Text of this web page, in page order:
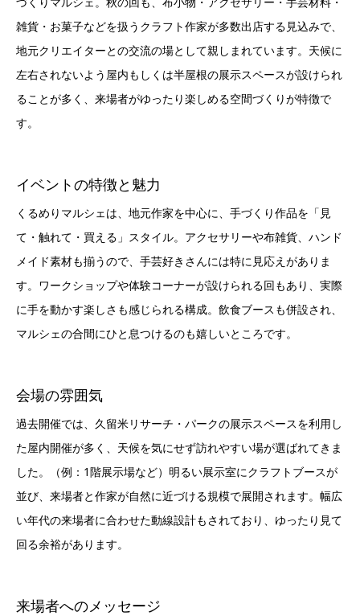
雑貨・お菓子などを扱うクラフト作家が多数出店する見込みで、
地元クリエイターとの交流の場として親しまれています。天候に
左右されないよう屋内もしくは半屋根の展示スペースが設けられ
ることが多く、来場者がゆったり楽しめる空間づくりが特徴で
す。
イベントの特徴と魅力
くるめりマルシェは、地元作家を中心に、手づくり作品を「見
て・触れて・買える」スタイル。アクセサリーや布雑貨、ハンド
メイド素材も揃うので、手芸好きさんには特に見応えがありま
す。ワークショップや体験コーナーが設けられる回もあり、実際
に手を動かす楽しさも感じられる構成。飲食ブースも併設され、
マルシェの合間にひと息つけるのも嬉しいところです。
会場の雰囲気
過去開催では、久留米リサーチ・パークの展示スペースを利用し
た屋内開催が多く、天候を気にせず訪れやすい場が選ばれてきま
した。（例：1階展示場など）明るい展示室にクラフトブースが
並び、来場者と作家が自然に近づける規模で展開されます。幅広
い年代の来場者に合わせた動線設計もされており、ゆったり見て
回る余裕があります。
来場者へのメッセージ